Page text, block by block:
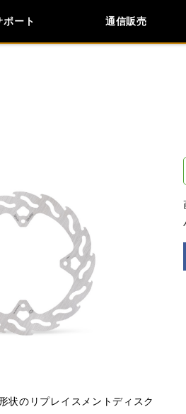
ポート 通信販売
状のリプレイスメントディスク